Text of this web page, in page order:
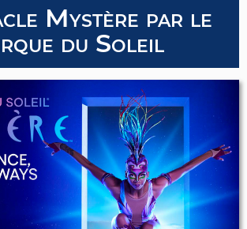
Mystère par le
du Soleil